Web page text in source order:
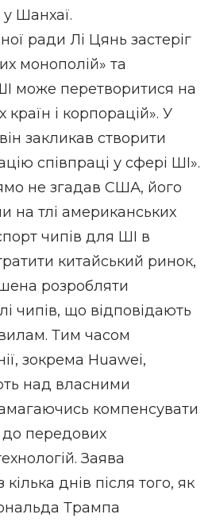
у Шанхаї.
ради Лі Цянь застеріг
монополій» та
може перетворитися на
і корпорацій». У
закликав створити
співпраці у сфері ШІ».
не згадав США, його
на тлі американських
чипів для ШІ в
китайський ринок,
розробляти
чипів, що відповідають
Тим часом
зокрема Huawei,
над власними
компенсувати
до передових
Заява
днів після того, як
Трампа